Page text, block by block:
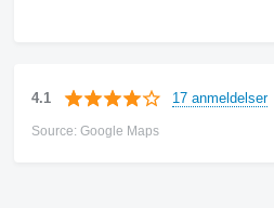
4.1 17 anmeldelser
Source: Google Maps